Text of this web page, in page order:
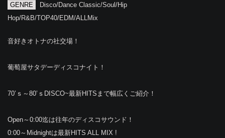
GENRE
Disco/Dance Classic/Soul/Hip
Hop/R&B/TOP40/EDM/ALLMix
音好きオトナの社交場！
葡萄屋サタデーディスコナイト！
70’ｓ～80’ｓDISCO~最新HITSまで幅広くご紹介！
Open～0:00迄は往年のディスコサウンド！
0:00～Midnightは最新HITS ALL MIX !